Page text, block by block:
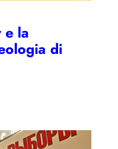
e la
di